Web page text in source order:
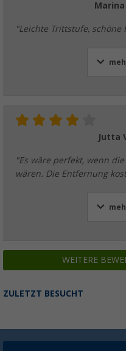
Marina
"Leichte Trittstufe, schöne
Jutta
"Es wäre perfekt, wenn
wären. Die Entfernung
WEITERE
ZULETZT BESUCHT